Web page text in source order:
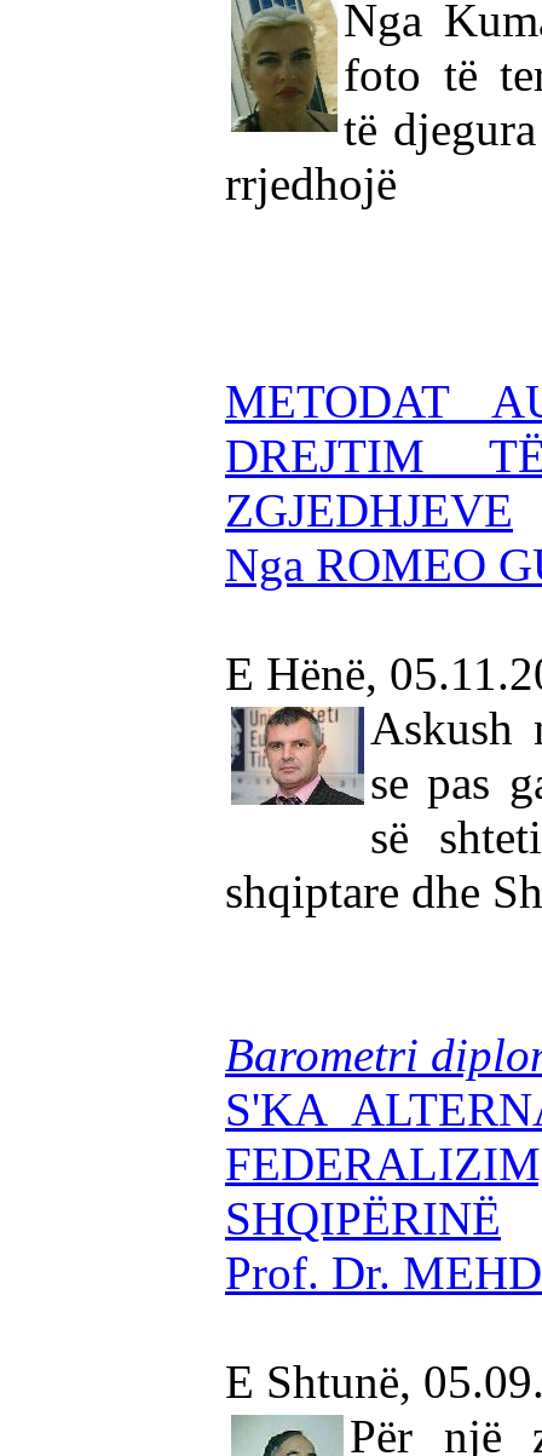
Nga
foto të
të
rrjedhojë
METODAT
DREJTIM
ZGJEDHJEVE
Nga ROMEO
E Hënë,
Askush
se pas
së
shqiptare dhe
Barometri
S'KA
SHQIPËRINË
Prof. Dr.
E Shtunë,
Për një